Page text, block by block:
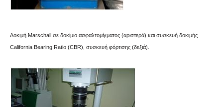
Δοκιμή Marschall σε δοκίμιο ασφαλτομίγματος (αριστερά) και συσκευή δοκιμής
California Bearing Ratio (CBR), συσκευή φόρτισης (δεξιά).